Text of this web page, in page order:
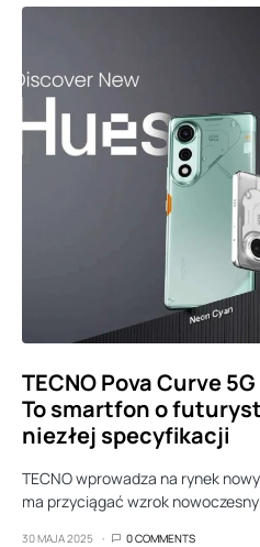
TECNO Pova Curve
To smartfon o
niezłej specyfikacji
TECNO wprowadza na rynek
ma przyciągać wzrok
30 MAJA 2025 0 COMMENTS